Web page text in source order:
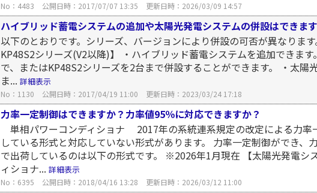
No：4483 公開日時：2017/07/07 13:35 更新日時：2026/03/09 14:57
ハイブリッド蓄電システムの追加や太陽光発電システムの併設はできま
以下のとおりです。シリーズ、バージョンにより併設の可否が異なります
KP48S2シリーズ(V2以降)】 ・ハイブリッド蓄電システムを追加できま
で、またはKP48S2シリーズを2台まで併設することができます。 ・太陽
ま... 詳細表示
No：1130 公開日時：2017/04/19 11:00 更新日時：2023/03/24 17:18
力率一定制御はできますか？力率値95％に対応できますか？
単相パワーコンディショナ 2017年の系統連系規定の改定による力率
している形式と対応していない形式があります。 力率一定制御ができ、
で出荷しているのは以下の形式です。 ※2026年1月現在 【太陽光発電シ
ィショナ... 詳細表示
No：6395 公開日時：2018/04/16 13:28 更新日時：2026/03/12 11:00